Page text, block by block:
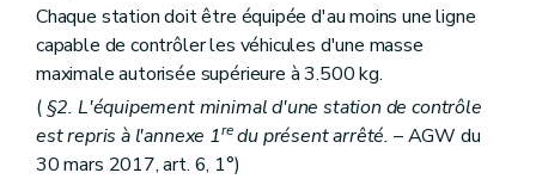
Chaque station doit être équipée d'au moins une ligne
capable de contrôler les véhicules d'une masse
maximale autorisée supérieure à 3.500 kg.
( §2. L'équipement minimal d'une station de contrôle
est repris à l'annexe 1redu présent arrêté. – AGW du
30 mars 2017, art. 6, 1°)